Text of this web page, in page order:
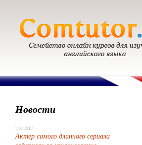
Новости
2.8.2017
Актер самого длинного сериала